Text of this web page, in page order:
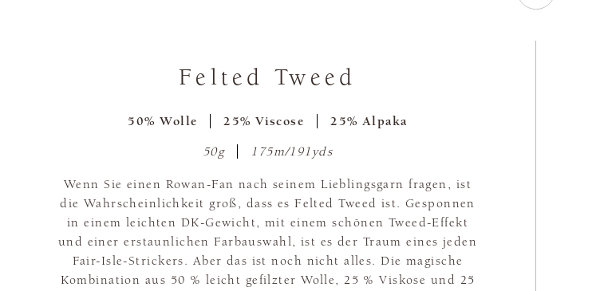
Felted Tweed
50% Wolle 25% Viscose 25% Alpaka
50g 175m/191yds
Wenn Sie einen Rowan-Fan nach seinem Lieblingsgarn fragen, ist
die Wahrscheinlichkeit groß, dass es Felted Tweed ist. Gesponnen
in einem leichten DK-Gewicht, mit einem schönen Tweed-Effekt
und einer erstaunlichen Farbauswahl, ist es der Traum eines jeden
Fair-Isle-Strickers. Aber das ist noch nicht alles. Die magische
Kombination aus 50 % leicht gefilzter Wolle, 25 % Viskose und 25